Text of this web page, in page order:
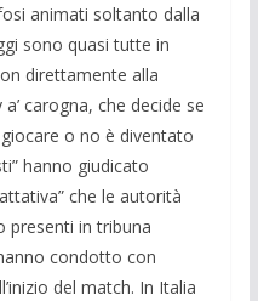
animati soltanto dalla
sono qua­si tutte in
direttamente alla
carogna, che decide se
o no è di­ventato
hanno giudicato
che le autorità
presenti in tribuna
condotto con
del match. In Italia